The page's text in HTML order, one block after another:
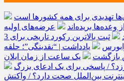
تهدیدی برای همه کشورها است
وعده‌ها بریده‌اند
عرضه‌های اولیه
ثبت بالاترین رکورد تاریخی برای 3
یادداشت | “نقدینگی”؛ حلقه
بازگشت
یک ساعت از زمان ایلان
۲.۷ برای اینترنت بین‌الملل صحت دارد؟ / واکنش